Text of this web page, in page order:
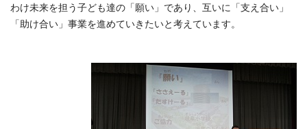
わけ未来を担う子ども達の「願い」であり、互いに「支え合い」
「助け合い」事業を進めていきたいと考えています。